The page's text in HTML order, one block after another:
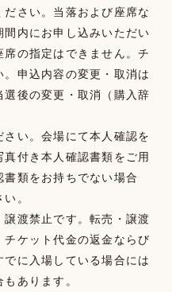
さい。当落および座席な
内にお申し込みいただい
の指定はできません。チ
申込内容の変更・取消は
後の変更・取消（購入辞
い。会場にて本人確認を
付き本人確認書類をご用
類をお持ちでない場合
。
渡禁止です。転売・譲渡
ケット代金の返金ならび
に入場している場合には
あります。